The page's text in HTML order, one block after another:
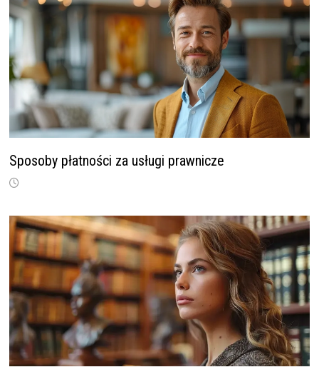
Sposoby płatności za usługi prawnicze